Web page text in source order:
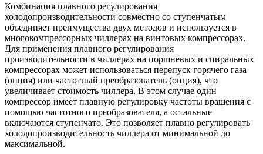
Комбинация плавного регулирования
холодопроизводительности совместно со ступенчатым
объединяет преимущества двух методов и используется в
многокомпрессорных чиллерах на винтовых компрессорах.
Для применения плавного регулирования
производительности в чиллерах на поршневых и спиральных
компрессорах может использоваться перепуск горячего газа
(опция) или частотный преобразователь (опция), что
увеличивает стоимость чиллера. В этом случае один
компрессор имеет плавную регулировку частоты вращения с
помощью частотного преобразователя, а остальные
включаются ступенчато. Это позволяет плавно регулировать
холодопроизводительность чиллера от минимальной до
максимальной.